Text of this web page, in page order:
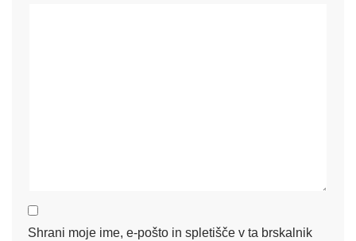
Shrani moje ime, e-pošto in spletišče v ta brskalnik